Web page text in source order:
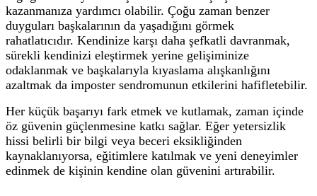
kazanmanıza yardımcı olabilir. Çoğu zaman benzer
duyguları başkalarının da yaşadığını görmek
rahatlatıcıdır. Kendinize karşı daha şefkatli davranmak,
sürekli kendinizi eleştirmek yerine gelişiminize
odaklanmak ve başkalarıyla kıyaslama alışkanlığını
azaltmak da imposter sendromunun etkilerini hafifletebilir.
Her küçük başarıyı fark etmek ve kutlamak, zaman içinde
öz güvenin güçlenmesine katkı sağlar. Eğer yetersizlik
hissi belirli bir bilgi veya beceri eksikliğinden
kaynaklanıyorsa, eğitimlere katılmak ve yeni deneyimler
edinmek de kişinin kendine olan güvenini artırabilir.